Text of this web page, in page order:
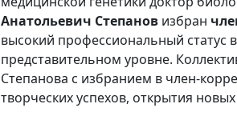
Анатольевич Степанов избран
высокий профессиональный статус
представительном уровне.
Степанова с избранием в член-
творческих успехов, открытия